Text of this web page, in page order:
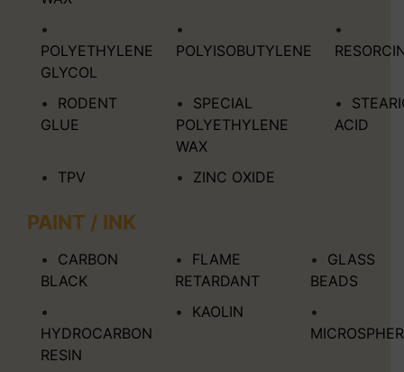
POLYETHYLENE
GLYCOL
POLYISOBUTYLENE
RODENT
GLUE
SPECIAL
POLYETHYLENE
WAX
ACID
TPV ZINC OXIDE
PAINT / INK
CARBON
BLACK
FLAME
RETARDANT
GLASS
BEADS
HYDROCARBON
RESIN
KAOLIN